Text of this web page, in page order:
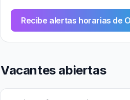
Recibe alertas horarias de
Vacantes abiertas